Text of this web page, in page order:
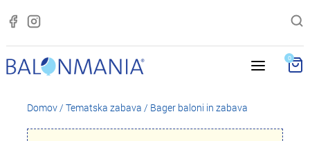
0
Domov/ Tematska zabava / Bager baloni in zabava